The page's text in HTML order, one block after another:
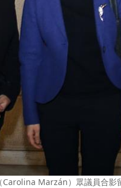
Marzán）眾議員合影